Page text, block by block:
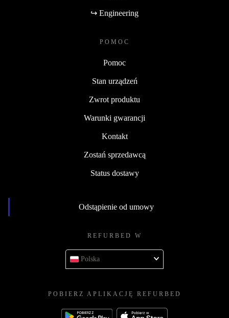
↪ Engineering
POMOC
Pomoc
Stan urządzeń
Zwrot produktu
Warunki gwarancji
Kontakt
Zostań sprzedawcą
Status dostawy
Odstąpienie od umowy
REFURBED W
Polska
POBIERZ APLIKACJĘ REFURBED